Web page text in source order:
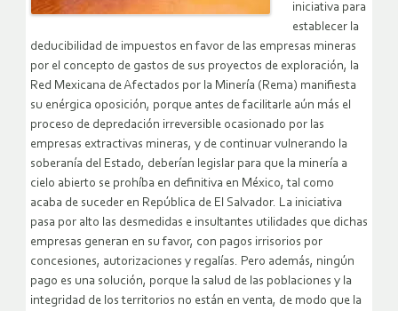
iniciativa para
establecer la
deducibilidad de impuestos en favor de las empresas mineras
por el concepto de gastos de sus proyectos de exploración, la
Red Mexicana de Afectados por la Minería (Rema) manifiesta
su enérgica oposición, porque antes de facilitarle aún más el
proceso de depredación irreversible ocasionado por las
empresas extractivas mineras, y de continuar vulnerando la
soberanía del Estado, deberían legislar para que la minería a
cielo abierto se prohíba en definitiva en México, tal como
acaba de suceder en República de El Salvador. La iniciativa
pasa por alto las desmedidas e insultantes utilidades que dichas
empresas generan en su favor, con pagos irrisorios por
concesiones, autorizaciones y regalías. Pero además, ningún
pago es una solución, porque la salud de las poblaciones y la
integridad de los territorios no están en venta, de modo que la